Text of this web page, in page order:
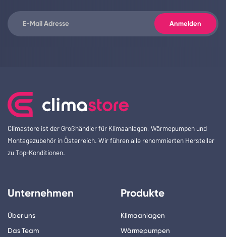
Climastore ist der Großhändler für Klimaanlagen, Wärmepumpen und
Montagezubehör in Österreich. Wir führen alle renommierten Hersteller
zu Top-Konditionen.
Unternehmen
Über uns
Das Team
Produkte
Klimaanlagen
Wärmepumpen